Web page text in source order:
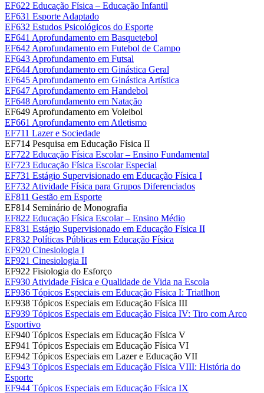
EF622 Educação Física – Educação Infantil
EF631 Esporte Adaptado
EF632 Estudos Psicológicos do Esporte
EF641 Aprofundamento em Basquetebol
EF642 Aprofundamento em Futebol de Campo
EF643 Aprofundamento em Futsal
EF644 Aprofundamento em Ginástica Geral
EF645 Aprofundamento em Ginástica Artística
EF647 Aprofundamento em Handebol
EF648 Aprofundamento em Natação
EF649 Aprofundamento em Voleibol
EF661 Aprofundamento em Atletismo
EF711 Lazer e Sociedade
EF714 Pesquisa em Educação Física II
EF722 Educação Física Escolar – Ensino Fundamental
EF723 Educação Física Escolar Especial
EF731 Estágio Supervisionado em Educação Física I
EF732 Atividade Física para Grupos Diferenciados
EF811 Gestão em Esporte
EF814 Seminário de Monografia
EF822 Educação Física Escolar – Ensino Médio
EF831 Estágio Supervisionado em Educação Física II
EF832 Políticas Públicas em Educação Física
EF920 Cinesiologia I
EF921 Cinesiologia II
EF922 Fisiologia do Esforço
EF930 Atividade Física e Qualidade de Vida na Escola
EF936 Tópicos Especiais em Educação Física I: Triatlhon
EF938 Tópicos Especiais em Educação Física III
EF939 Tópicos Especiais em Educação Física IV: Tiro com Arco
Esportivo
EF940 Tópicos Especiais em Educação Física V
EF941 Tópicos Especiais em Educação Física VI
EF942 Tópicos Especiais em Lazer e Educação VII
EF943 Tópicos Especiais em Educação Física VIII: História do
Esporte
EF944 Tópicos Especiais em Educação Física IX